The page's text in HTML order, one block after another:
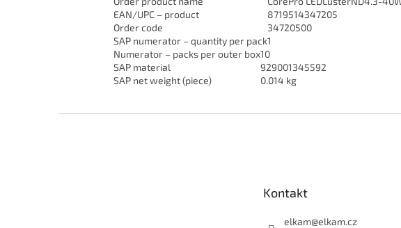
EAN/UPC – product
8719514347205
Order code
34720500
SAP numerator – quantity per pack1
Numerator – packs per outer box10
SAP material
929001345592
SAP net weight (piece)
0.014 kg
Kontakt
elkam@elkam.cz